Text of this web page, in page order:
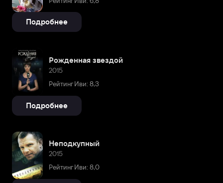
Подробнее
Рожденная звездой
2015
Рейтинг Иви: 8,3
Подробнее
Неподкупный
2015
Рейтинг Иви: 8,0